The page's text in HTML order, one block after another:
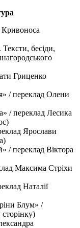
Кривоноса
бесіди,
Гриценко
/ переклад Олени
/ переклад Лесика
Ярослави
/ переклад Віктора
Максима Стріхи
Наталії
Блум» /